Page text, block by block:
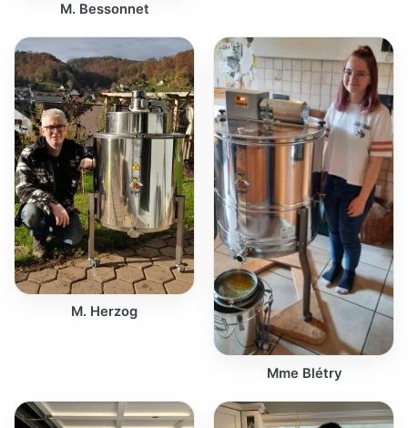
M. Bessonnet
M. Herzog
Mme Blétry